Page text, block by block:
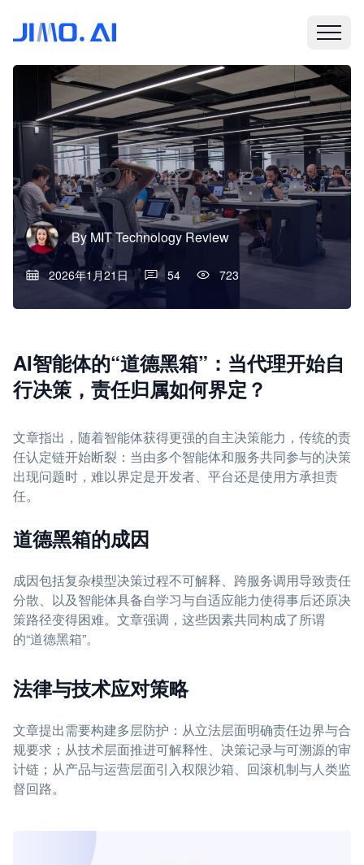
By MIT Technology Review
2026年1月21日 54 723
AI智能体的“道德黑箱”：当代理开始自
行决策，责任归属如何界定？
文章指出，随着智能体获得更强的自主决策能力，传统的责
任认定链开始断裂：当由多个智能体和服务共同参与的决策
出现问题时，难以界定是开发者、平台还是使用方承担责
任。
道德黑箱的成因
成因包括复杂模型决策过程不可解释、跨服务调用导致责任
分散、以及智能体具备自学习与自适应能力使得事后还原决
策路径变得困难。文章强调，这些因素共同构成了所谓
的“道德黑箱”。
法律与技术应对策略
文章提出需要构建多层防护：从立法层面明确责任边界与合
规要求；从技术层面推进可解释性、决策记录与可溯源的审
计链；从产品与运营层面引入权限沙箱、回滚机制与人类监
督回路。